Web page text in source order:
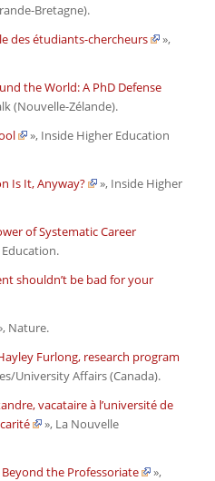
Bretagne).
des étudiants-chercheurs
»,
the World: A PhD Defense
(Nouvelle-Zélande).
», Inside Higher Education
Is It, Anyway? », Inside Higher
of Systematic Career
.
shouldn’t be bad for your
Nature.
Furlong, research program
University Affairs(Canada).
vacataire à l’université de
», La Nouvelle
Beyond the Professoriate
»,